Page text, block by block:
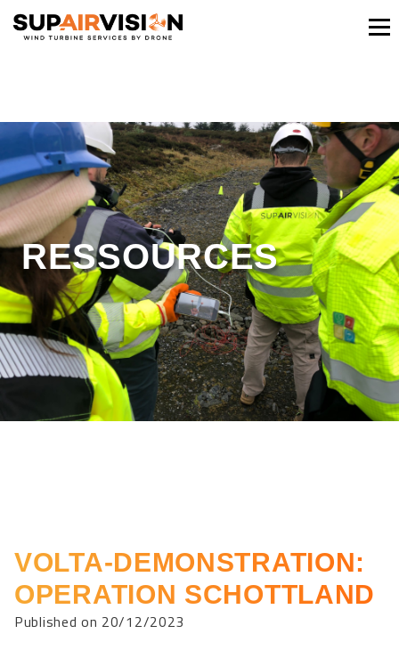
RESSOURCES
VOLTA-DEMONSTRATION:
OPERATION SCHOTTLAND
Published on 20/12/2023